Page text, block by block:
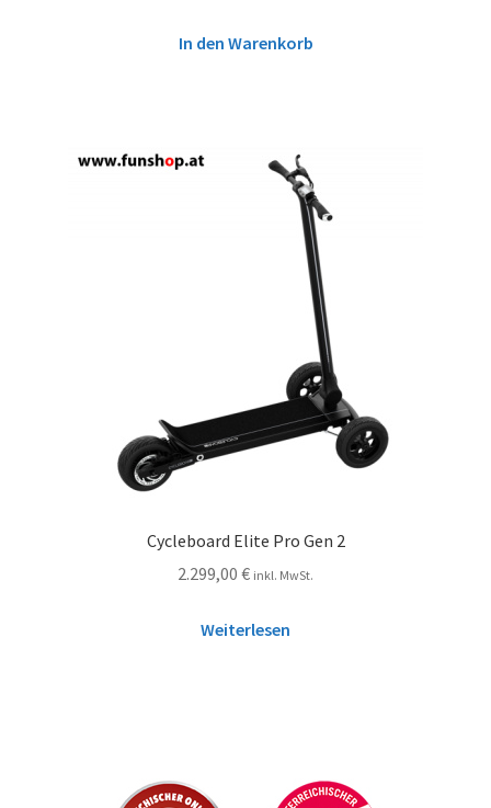
In den Warenkorb
Cycleboard Elite Pro Gen 2
2.299,00 € inkl. MwSt.
Weiterlesen